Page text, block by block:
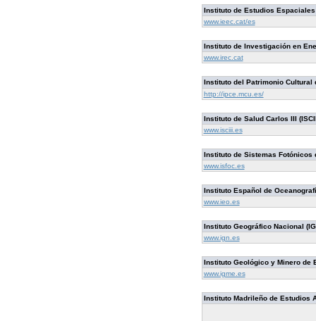
Instituto de Estudios Espaciales
www.ieec.cat/es
Instituto de Investigación en
www.irec.cat
Instituto del Patrimonio Cultural
http://ipce.mcu.es/
Instituto de Salud Carlos III
www.isciii.es
Instituto de Sistemas Fotónicos
www.isfoc.es
Instituto Español de
www.ieo.es
Instituto Geográfico Nacional
www.ign.es
Instituto Geológico y Minero de
www.igme.es
Instituto Madrileño de Estudios